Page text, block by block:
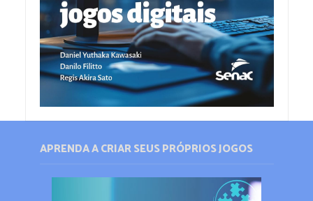
APRENDA A CRIAR SEUS PRÓPRIOS JOGOS